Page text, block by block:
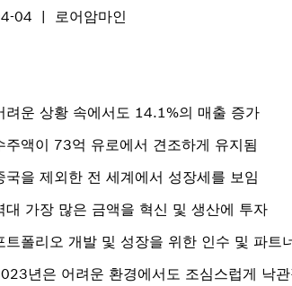
04 로어암마인
려운 상황 속에서도 14.1%의 매출 증가
주액이 73억 유로에서 견조하게 유지됨
국을 제외한 전 세계에서 성장세를 보임
대 가장 많은 금액을 혁신 및 생산에 투자
트폴리오 개발 및 성장을 위한 인수 및 파트
년은 어려운 환경에서도 조심스럽게 낙